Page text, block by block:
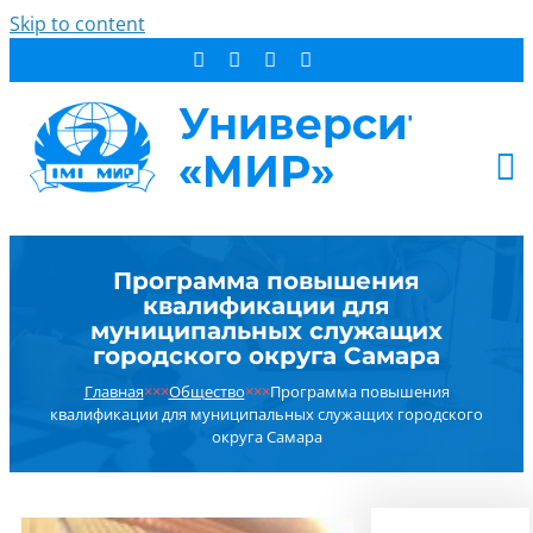
Skip to content
ДОПОБРАЗОВАНИЕ
ОБ УНИВЕРСИТЕТЕ
НОВОСТИ
Программа повышения
квалификации для
муниципальных служащих
городского округа Самара
Главная×××Общество×××Программа повышения
квалификации для муниципальных служащих городского
округа Самара